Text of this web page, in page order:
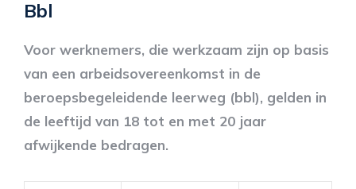
Bbl
Voor werknemers, die werkzaam zijn op basis
van een arbeidsovereenkomst in de
beroepsbegeleidende leerweg (bbl), gelden in
de leeftijd van 18 tot en met 20 jaar
afwijkende bedragen.